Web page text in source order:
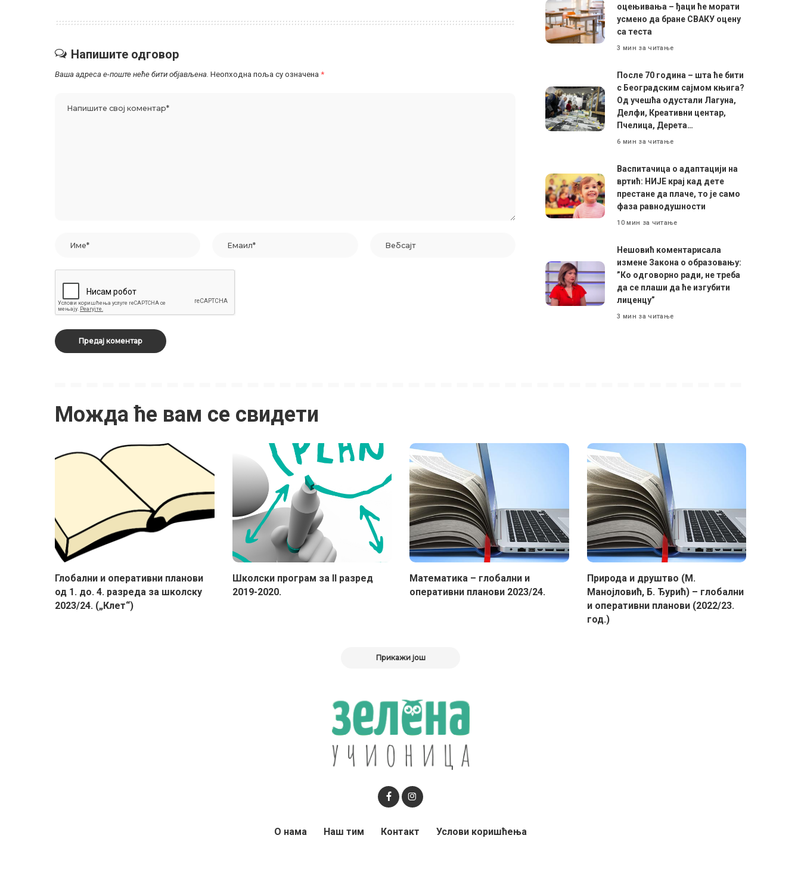
Напишите одговор
Ваша адреса е-поште неће бити објављена. Неопходна поља су означена *
оцењивања – ђаци ће морати
усмено да бране СВАКУ оцену
са теста
3 мин за читање
После 70 година – шта ће бити
с Београдским сајмом књига?
Од учешћа одустали Лагуна,
Делфи, Креативни центар,
Пчелица, Дерета…
6 мин за читање
Васпитачица о адаптацији на
вртић: НИЈЕ крај кад дете
престане да плаче, то је само
фаза равнодушности
10 мин за читање
Нешовић коментарисала
измене Закона о образовању:
”Ко одговорно ради, не треба
да се плаши да ће изгубити
лиценцу”
3 мин за читање
Можда ће вам се свидети
Глобални и оперативни планови
од 1. до. 4. разреда за школску
2023/24. („Клет“)
Школски програм за II разред
2019-2020.
Математика – глобални и
оперативни планови 2023/24.
Природа и друштво (М.
Манојловић, Б. Ђурић) – глобални
и оперативни планови (2022/23.
год.)
Прикажи још
О нама Наш тим Контакт Услови коришћења